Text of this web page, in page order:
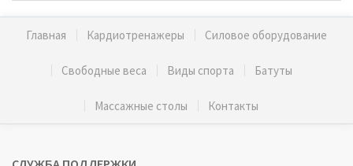
Главная Кардиотренажеры Силовое оборудование
Свободные веса Виды спорта Батуты
Массажные столы Контакты